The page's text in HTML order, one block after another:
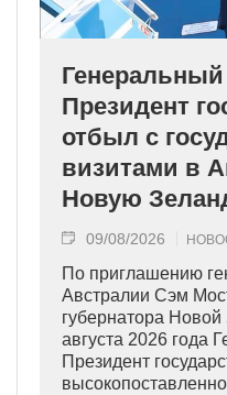
Генеральный
Президент
отбыл с
визитами в
Новую
09/08/2026
По приглашению
Австралии Сэм
губернатора
августа 2026 года
Президент